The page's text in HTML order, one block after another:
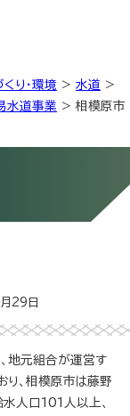
り・環境 > 水道 >
水道事業 > 相模原市
29日
地元組合が運営す
、相模原市は藤野
人口101人以上、